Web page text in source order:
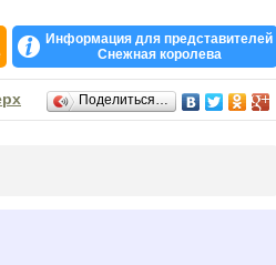
наград:
экономики и общества — «Бренды России».
Информация для представителей
Снежная королева
Поделиться…